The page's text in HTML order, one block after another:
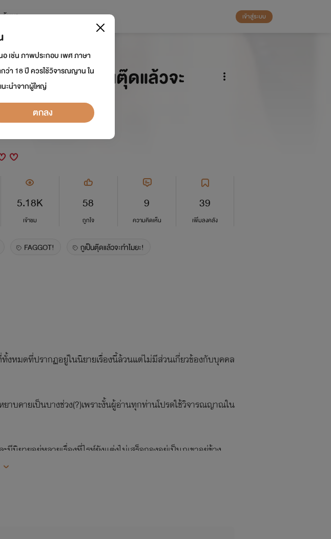
ค้นหา เข้าสู่ระบบ
กูเป็นตุ๊ดแล้วจะ
แสงจันทร์
5.18K
เข้าชม
58
ถูกใจ
9
ความคิดเห็น
39
เพิ่มลงคลัง
FAGGOT! กูเป็นตุ๊ดแล้วจะทำไมยะ!
หมดที่ปรากฏอยู่ในนิยายเรื่องนี้ล้วนแต่ไม่มีส่วนเกี่ยวข้องกับบุคคล
บคายเป็นบางช่วง(?)เพราะงั้นผู้อ่านทุกท่านโปรดใช้วิจารณญาณใน
นิยายอยู่หลายเรื่องที่ไรท์ยังแต่งไม่เสร็จกองอยู่เป็นภูเขาอยู่ข้าง
รื่องเครียดเข้ามากวนใจบ้างแล้วบางทีอาจแวะไปอัพนิยายเรื่องอื่น
ว่าจะเป็นวันไหน แต่ไรท์ก็จะพยายามมาอัพให้อ่านกันนะครับ ฝาก
อ เช่น ภาพประกอบ เพศ ภาษา
ว่า 18 ปี ควรใช้วิจารณญาน ใน
ะนำจากผู้ใหญ่
ตกลง